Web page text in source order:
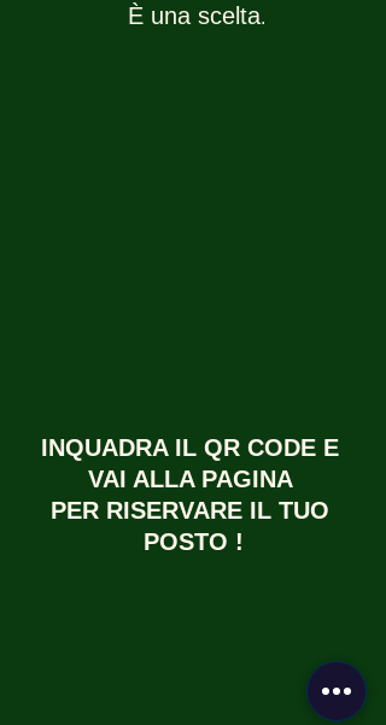
È una scelta.
INQUADRA IL QR CODE E
VAI ALLA PAGINA
PER RISERVARE IL TUO
POSTO !